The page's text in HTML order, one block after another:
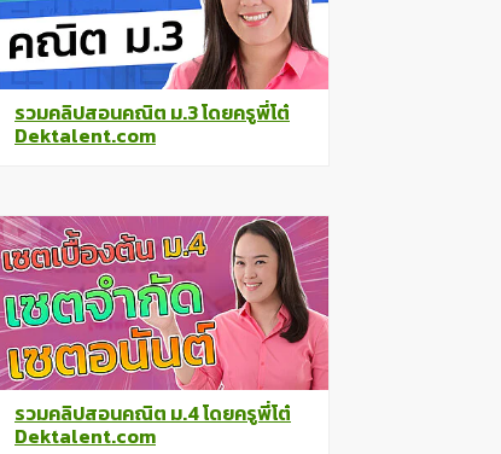
รวมคลิปสอนคณิต ม.3 โดยครูพี่โต๋
Dektalent.com
รวมคลิปสอนคณิต ม.4 โดยครูพี่โต๋
Dektalent.com